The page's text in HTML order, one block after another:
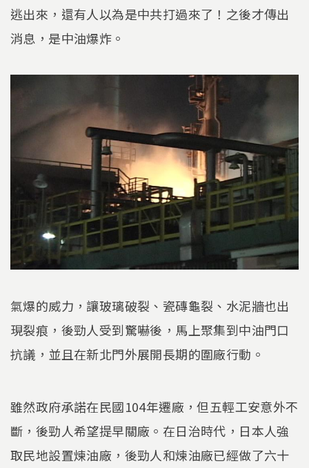
逃出來，還有人以為是中共打過來了！之後才傳出
消息，是中油爆炸。
氣爆的威力，讓玻璃破裂、瓷磚龜裂、水泥牆也出
現裂痕，後勁人受到驚嚇後，馬上聚集到中油門口
抗議，並且在新北門外展開長期的圍廠行動。
雖然政府承諾在民國104年遷廠，但五輕工安意外不
斷，後勁人希望提早關廠。在日治時代，日本人強
取民地設置煉油廠，後勁人和煉油廠已經做了六十